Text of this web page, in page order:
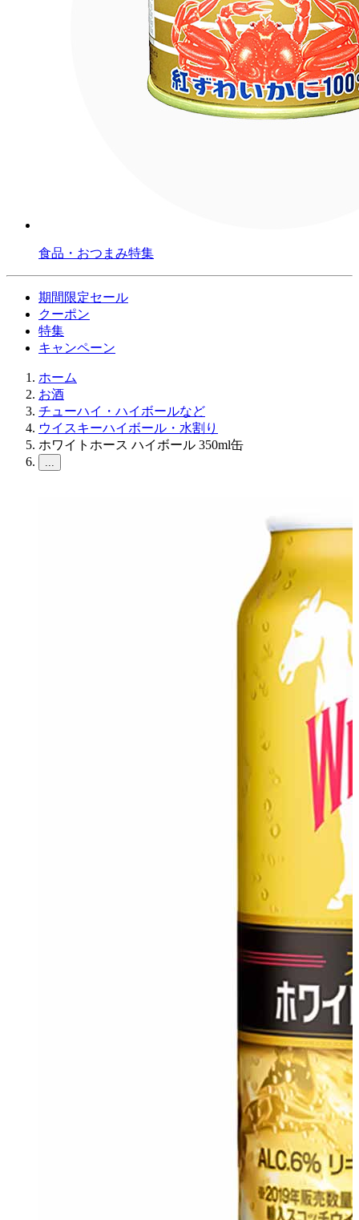
食品・おつまみ特集
期間限定セール
クーポン
特集
キャンペーン
ホーム
お酒
チューハイ・ハイボールなど
ウイスキーハイボール・水割り
ホワイトホース ハイボール 350ml缶
...